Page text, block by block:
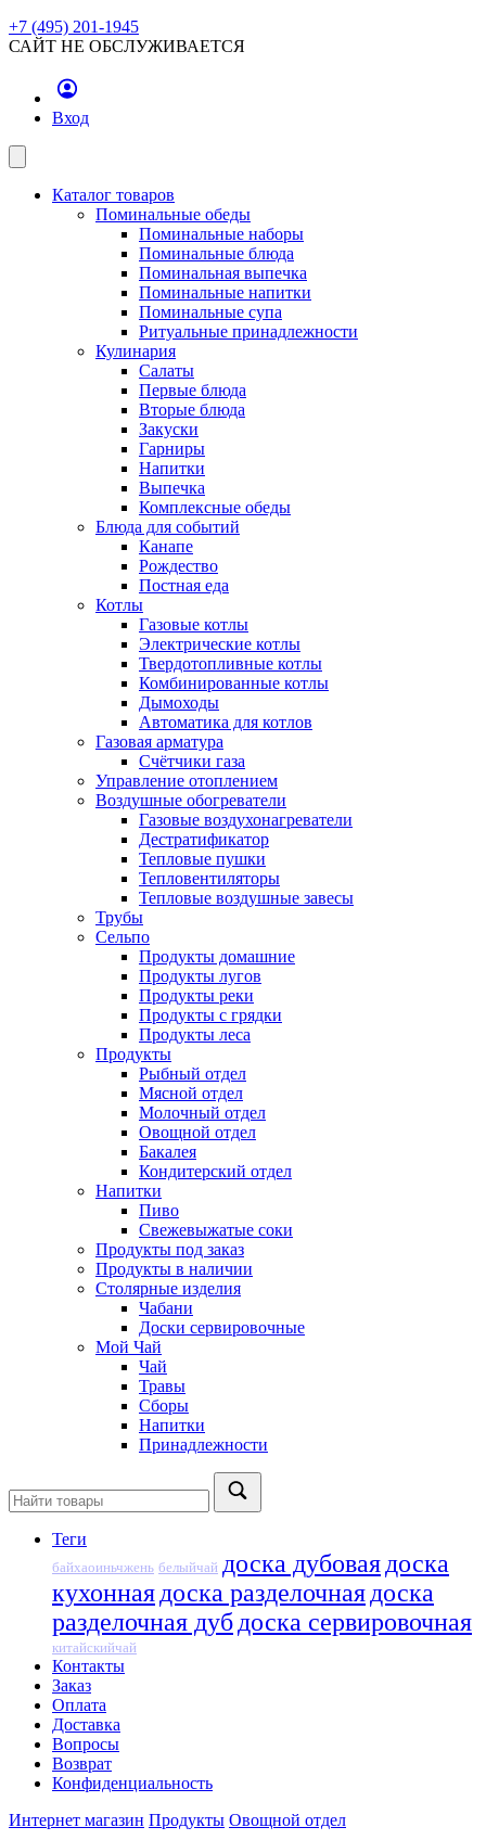
+7 (495) 201-1945
САЙТ НЕ ОБСЛУЖИВАЕТСЯ
Вход
Каталог товаров
Поминальные обеды
Поминальные наборы
Поминальные блюда
Поминальная выпечка
Поминальные напитки
Поминальные супа
Ритуальные принадлежности
Кулинария
Салаты
Первые блюда
Вторые блюда
Закуски
Гарниры
Напитки
Выпечка
Комплексные обеды
Блюда для событий
Канапе
Рождество
Постная еда
Котлы
Газовые котлы
Электрические котлы
Твердотопливные котлы
Комбинированные котлы
Дымоходы
Автоматика для котлов
Газовая арматура
Счётчики газа
Управление отоплением
Воздушные обогреватели
Газовые воздухонагреватели
Дестратификатор
Тепловые пушки
Тепловентиляторы
Тепловые воздушные завесы
Трубы
Сельпо
Продукты домашние
Продукты лугов
Продукты реки
Продукты с грядки
Продукты леса
Продукты
Рыбный отдел
Мясной отдел
Молочный отдел
Овощной отдел
Бакалея
Кондитерский отдел
Напитки
Пиво
Cвежевыжатые соки
Продукты под заказ
Продукты в наличии
Столярные изделия
Чабани
Доски сервировочные
Мой Чай
Чай
Травы
Сборы
Напитки
Принадлежности
Теги
байхаоиньчжень белыйчай доска дубовая доска
кухонная доска разделочная доска
разделочная дуб доска сервировочная
китайскийчай
Контакты
Заказ
Оплата
Доставка
Вопросы
Возврат
Конфиденциальность
Интернет магазин Продукты Овощной отдел